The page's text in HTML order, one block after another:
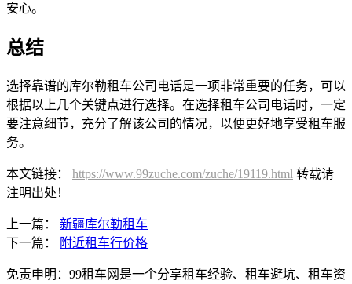
安心。
总结
选择靠谱的库尔勒租车公司电话是一项非常重要的任务，可以
根据以上几个关键点进行选择。在选择租车公司电话时，一定
要注意细节，充分了解该公司的情况，以便更好地享受租车服
务。
本文链接： https://www.99zuche.com/zuche/19119.html 转载请
注明出处！
上一篇： 新疆库尔勒租车
下一篇：
附近租车行价格
免责申明：99租车网是一个分享租车经验、租车避坑、租车资